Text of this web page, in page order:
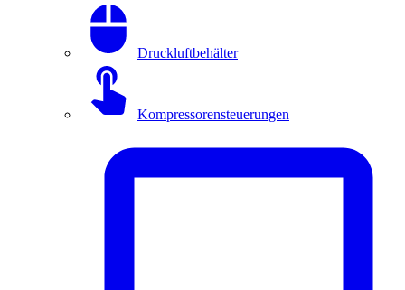
Druckluftbehälter
Kompressorensteuerungen